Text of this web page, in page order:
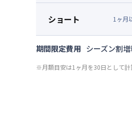
ショート 1 ヶ月
期間限定費用 シーズン割
※月額目安は1ヶ月を30日として計